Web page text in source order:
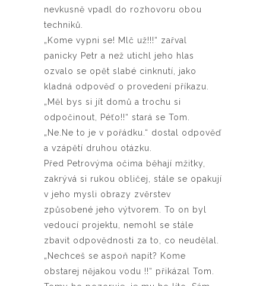
nevkusně vpadl do rozhovoru obou
techniků.
„Kome vypni se! Mlč už!!!“ zařval
panicky Petr a než utichl jeho hlas
ozvalo se opět slabé cinknutí, jako
kladná odpověď o provedení příkazu.
„Měl bys si jít domů a trochu si
odpočinout, Péťo!!“ stará se Tom.
„Ne.Ne to je v pořádku.“ dostal odpověď
a vzápětí druhou otázku.
Před Petrovýma očima běhají mžitky,
zakrývá si rukou obličej, stále se opakují
v jeho mysli obrazy zvěrstev
způsobené jeho výtvorem. To on byl
vedoucí projektu, nemohl se stále
zbavit odpovědnosti za to, co neudělal.
„Nechceš se aspoň napít? Kome
obstarej nějakou vodu !!“ přikázal Tom.